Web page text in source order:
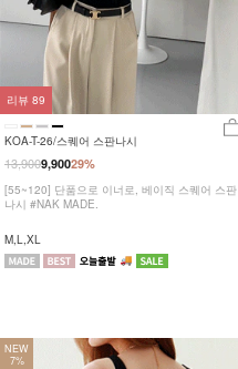
KOA-T-26/스퀘어 스판나시
29%
13,9009,900
[55~120] 단품으로 이너로, 베이직 스퀘어 스판
나시 #NAK MADE.
M,L,XL
리뷰 89
NEW
7%